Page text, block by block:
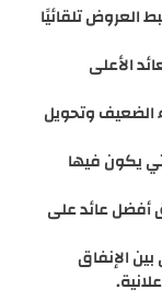
العروض تلقائيًا
الأعلى
الضعيف وتحويل
يكون فيها
أفضل عائد على
الإنفاق